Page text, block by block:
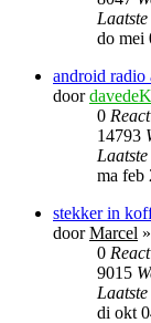
do mei
android radio
doordavedeK
0
14793
ma feb
stekker in
doorMarcel »
0
9015
di okt